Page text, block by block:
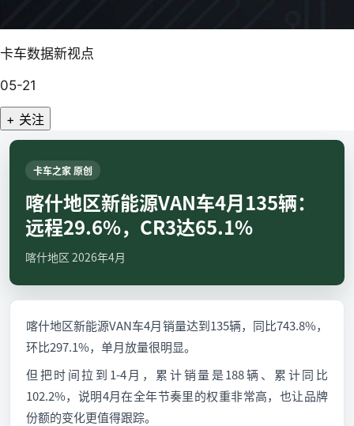
卡车数据新视点
05-21
+ 关注
卡车之家 原创
喀什地区新能源VAN车4月135辆：
远程29.6%，CR3达65.1%
喀什地区 2026年4月
喀什地区新能源VAN车4月销量达到135辆，同比743.8%，
环比297.1%，单月放量很明显。
但把时间拉到1-4月，累计销量是188辆、累计同比
102.2%，说明4月在全年节奏里的权重非常高，也让品牌
份额的变化更值得跟踪。